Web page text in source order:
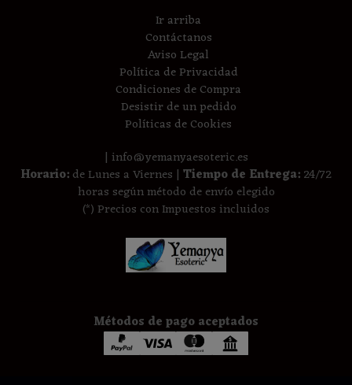
Ir arriba
Contáctanos
Aviso Legal
Política de Privacidad
Condiciones de Compra
Desistir de un pedido
Políticas de Cookies
| info@yemanyaesoteric.es
Horario:de Lunes a Viernes | Tiempo de Entrega:24/72
horas según método de envío elegido
(*) Precios con Impuestos incluidos
Métodos de pago aceptados